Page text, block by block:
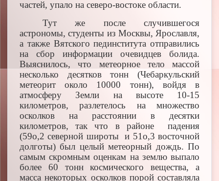
частей, упало на северо-востоке области.
Тут же после случившегося
астрономы, студенты из Москвы, Ярославля,
а также Вятского пединститута отправились
на сбор информации очевидцев болида.
Выяснилось, что метеорное тело массой
несколько десятков тонн (Чебаркульский
метеорит около 10000 тонн), войдя в
атмосферу Земли на высоте 10-15
километров, разлетелось на множество
осколков на расстоянии в десятки
километров, так что в районе падения
(59о,2 северной широты и 51o,3 восточной
долготы) был целый метеорный дождь. По
самым скромным оценкам на землю выпало
более 60 тонн космического вещества, а
масса некоторых осколков порой составляла